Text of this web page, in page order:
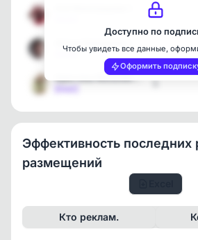
1
[max]
1
Кристина Мельникова | Би…
1
Доступно по
Чтобы увидеть все данные,
Оформить
Эффективность последних
размещений
Кто реклам.